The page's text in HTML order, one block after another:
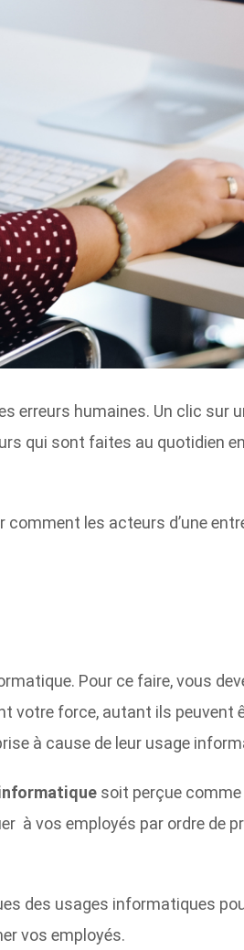
erreurs humaines. Un clic sur
qui sont faites au quotidien
comment les acteurs d’une
Pour ce faire, vous
votre force, autant ils peuvent
à cause de leur usage
soit perçue comme
à vos employés par ordre de
des usages informatiques
vos employés.